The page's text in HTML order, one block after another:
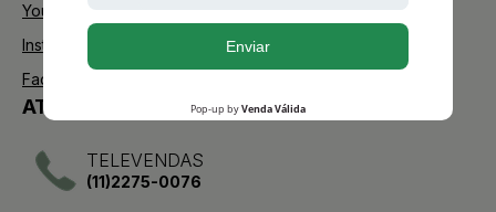
Youtube
Instagram
Facebook
ATENDIMENTO
TELEVENDAS
(11)2275-0076